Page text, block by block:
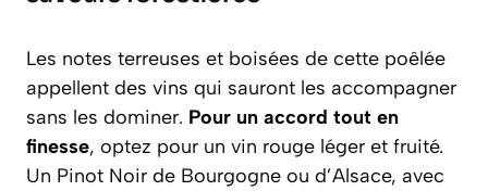
Les notes terreuses et boisées de cette poêlée
appellent des vins qui sauront les accompagner
sans les dominer. Pour un accord tout en
finesse, optez pour un vin rouge léger et fruité.
Un Pinot Noir de Bourgogne ou d’Alsace, avec